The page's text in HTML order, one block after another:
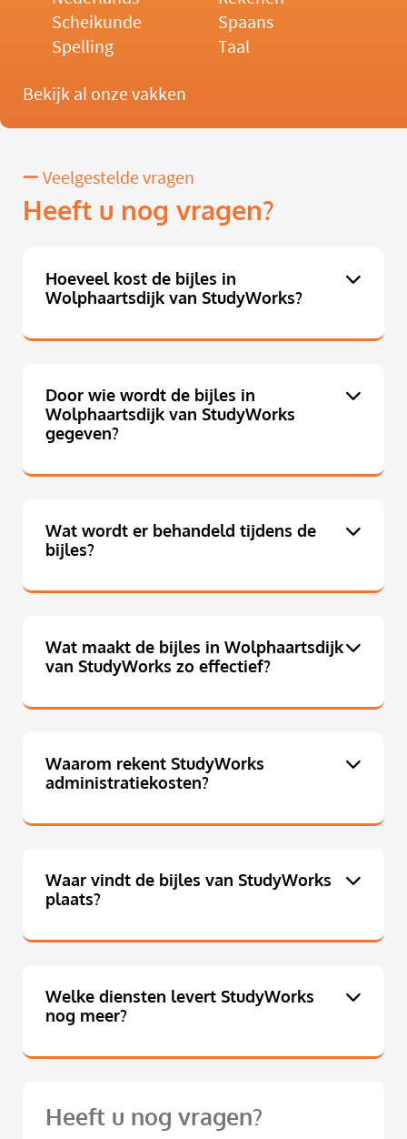
Scheikunde
Spaans
Spelling
Taal
Bekijk al onze vakken
Veelgestelde vragen
Heeft u nog vragen?
Hoeveel kost de bijles in
Wolphaartsdijk van StudyWorks?
Door wie wordt de bijles in
Wolphaartsdijk van StudyWorks
gegeven?
Wat wordt er behandeld tijdens de
bijles?
Wat maakt de bijles in Wolphaartsdijk
van StudyWorks zo effectief?
Waarom rekent StudyWorks
administratiekosten?
Waar vindt de bijles van StudyWorks
plaats?
Welke diensten levert StudyWorks
nog meer?
Heeft u nog vragen?